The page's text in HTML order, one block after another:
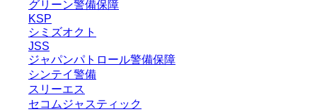
グリーン警備保障
KSP
シミズオクト
JSS
ジャパンパトロール警備保障
シンテイ警備
スリーエス
セコムジャスティック